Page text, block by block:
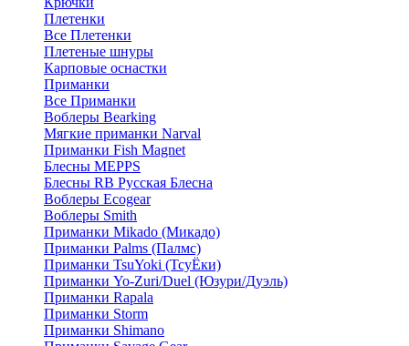
Плетенки
Все Плетенки
Плетеные шнуры
Карповые оснастки
Приманки
Все Приманки
Воблеры Bearking
Мягкие приманки Narval
Приманки Fish Magnet
Блесны MEPPS
Блесны RB Русская Блесна
Воблеры Ecogear
Воблеры Smith
Приманки Mikado (Микадо)
Приманки Palms (Палмс)
Приманки TsuYoki (ТсуЁки)
Приманки Yo-Zuri/Duel (Юзури/Дуэль)
Приманки Rapala
Приманки Storm
Приманки Shimano